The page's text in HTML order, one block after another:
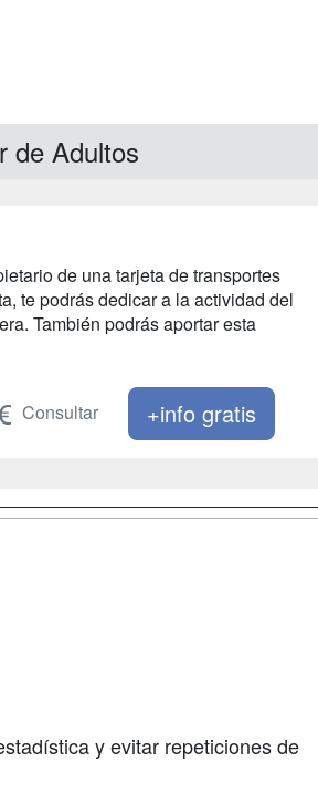
de Adultos
de una tarjeta de transportes
te podrás dedicar a la actividad del
También podrás aportar esta
Consultar +info gratis
y evitar repeticiones de